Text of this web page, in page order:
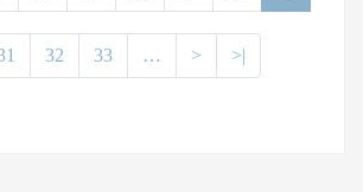
前醫療科技進步可使用超音波追
或是抽血驗癌指數，或驗血液中游離
離癌細胞的DNA，可以幫助懷孕婦
32 33 … > >|